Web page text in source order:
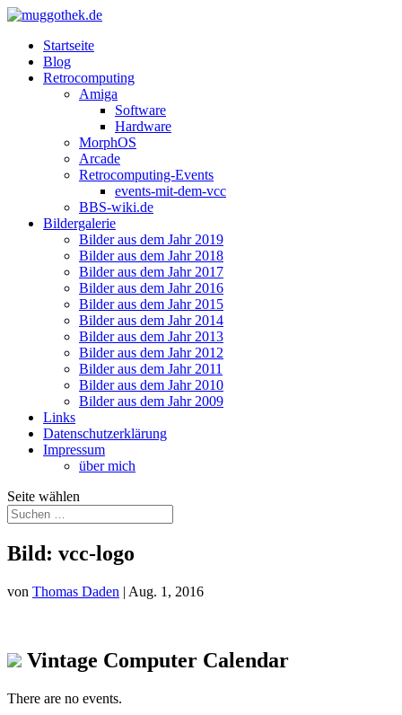
Startseite
Blog
Retrocomputing
Amiga
Software
Hardware
MorphOS
Arcade
Retrocomputing-Events
events-mit-dem-vcc
BBS-wiki.de
Bildergalerie
Bilder aus dem Jahr 2019
Bilder aus dem Jahr 2018
Bilder aus dem Jahr 2017
Bilder aus dem Jahr 2016
Bilder aus dem Jahr 2015
Bilder aus dem Jahr 2014
Bilder aus dem Jahr 2013
Bilder aus dem Jahr 2012
Bilder aus dem Jahr 2011
Bilder aus dem Jahr 2010
Bilder aus dem Jahr 2009
Links
Datenschutzerklärung
Impressum
über mich
Seite wählen
Bild: vcc-logo
von Thomas Daden | Aug. 1, 2016
Vintage Computer Calendar
There are no events.